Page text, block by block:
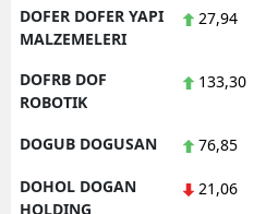
DOFER DOFER YAPI
MALZEMELERI
27,94
DOFRB DOF
ROBOTIK
133,30
DOGUB DOGUSAN 76,85
DOHOL DOGAN
HOLDING
21,06